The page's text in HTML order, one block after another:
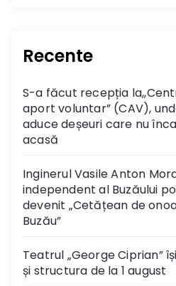
Recente
S-a făcut recepția
aport voluntar” (CAV),
aduce deșeuri care nu
acasă
Inginerul Vasile Anton
independent al Buzăului
devenit „Cetățean de
Buzău”
Teatrul „George Ciprian”
și structura de la 1 august